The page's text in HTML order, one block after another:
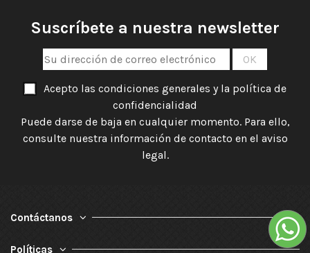
Suscríbete a nuestra newsletter
Acepto las condiciones generales y la política de
confidencialidad
Puede darse de baja en cualquier momento. Para ello,
consulte nuestra información de contacto en el aviso
legal.
Contáctanos
Políticas